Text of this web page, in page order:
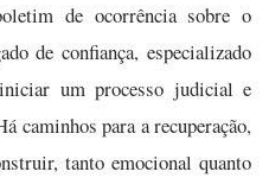
de ocorrência sobre o
de confiança, especializado
um processo judicial e
caminhos para a recuperação,
tanto emocional quanto